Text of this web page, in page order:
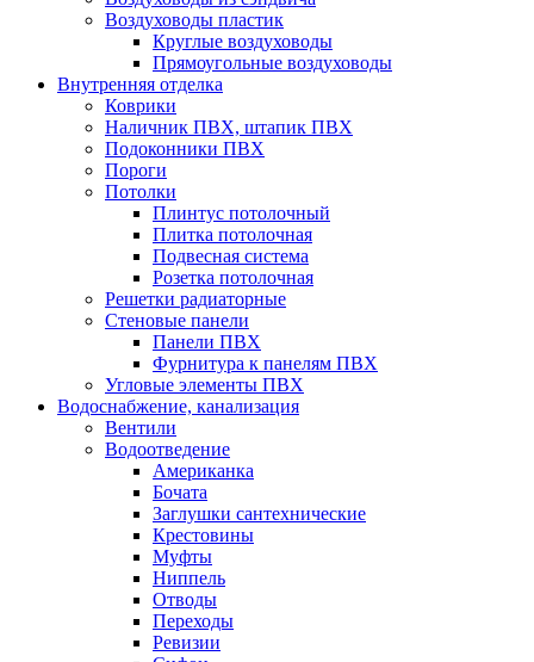
Воздуховоды пластик
Круглые воздуховоды
Прямоугольные воздуховоды
Внутренняя отделка
Коврики
Наличник ПВХ, штапик ПВХ
Подоконники ПВХ
Пороги
Потолки
Плинтус потолочный
Плитка потолочная
Подвесная система
Розетка потолочная
Решетки радиаторные
Стеновые панели
Панели ПВХ
Фурнитура к панелям ПВХ
Угловые элементы ПВХ
Водоснабжение, канализация
Вентили
Водоотведение
Американка
Бочата
Заглушки сантехнические
Крестовины
Муфты
Ниппель
Отводы
Переходы
Ревизии